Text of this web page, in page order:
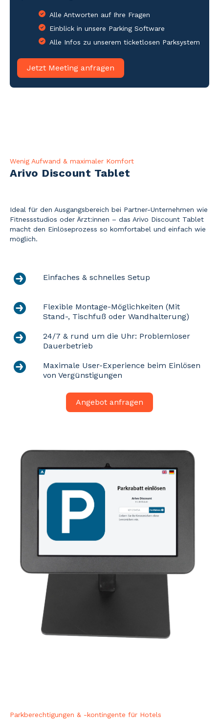
Alle Antworten auf Ihre Fragen
Einblick in unsere Parking Software
Alle Infos zu unserem ticketlosen Parksystem
Jetzt Meeting anfragen
Wenig Aufwand & maximaler Komfort
Arivo Discount Tablet
Ideal für den Ausgangsbereich bei Partner-Unternehmen wie
Fitnessstudios oder Ärzt:innen – das Arivo Discount Tablet
macht den Einlöseprozess so komfortabel und einfach wie
möglich.
Einfaches & schnelles Setup
Flexible Montage-Möglichkeiten (Mit
Stand-, Tischfuß oder Wandhalterung)
24/7 & rund um die Uhr: Problemloser
Dauerbetrieb
Maximale User-Experience beim Einlösen
von Vergünstigungen
Angebot anfragen
Parkberechtigungen & -kontingente für Hotels